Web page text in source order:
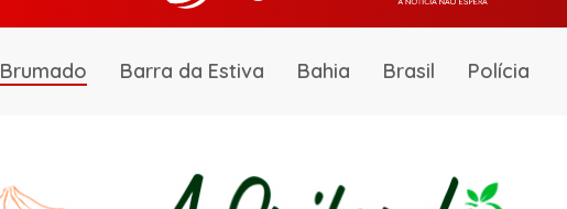
Brumado Barra da Estiva Bahia Brasil Polícia